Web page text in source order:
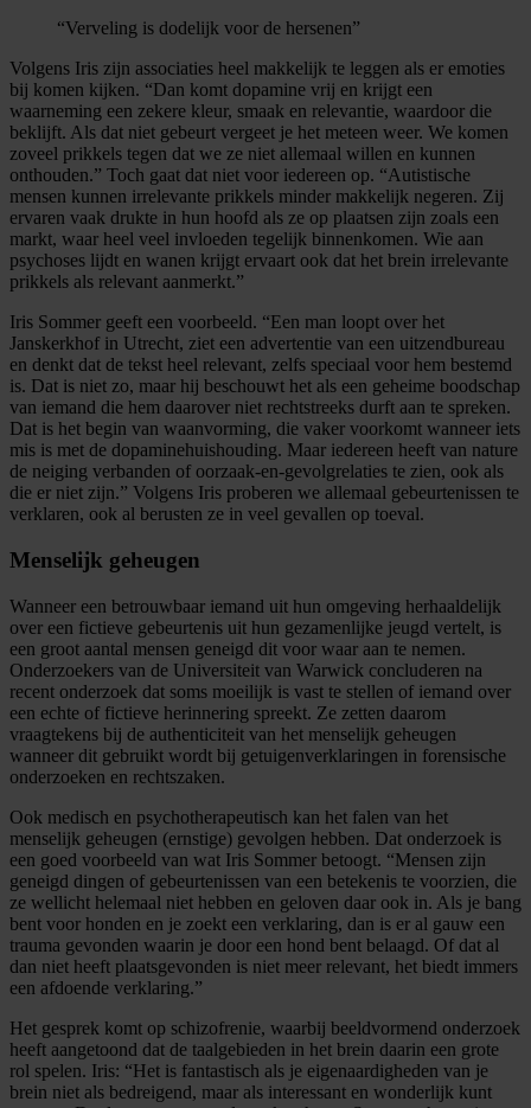
“Verveling is dodelijk voor de hersenen”
Volgens Iris zijn associaties heel makkelijk te leggen als er emoties
bij komen kijken. “Dan komt dopamine vrij en krijgt een
waarneming een zekere kleur, smaak en relevantie, waardoor die
beklijft. Als dat niet gebeurt vergeet je het meteen weer. We komen
zoveel prikkels tegen dat we ze niet allemaal willen en kunnen
onthouden.” Toch gaat dat niet voor iedereen op. “Autistische
mensen kunnen irrelevante prikkels minder makkelijk negeren. Zij
ervaren vaak drukte in hun hoofd als ze op plaatsen zijn zoals een
markt, waar heel veel invloeden tegelijk binnenkomen. Wie aan
psychoses lijdt en wanen krijgt ervaart ook dat het brein irrelevante
prikkels als relevant aanmerkt.”
Iris Sommer geeft een voorbeeld. “Een man loopt over het
Janskerkhof in Utrecht, ziet een advertentie van een uitzendbureau
en denkt dat de tekst heel relevant, zelfs speciaal voor hem bestemd
is. Dat is niet zo, maar hij beschouwt het als een geheime boodschap
van iemand die hem daarover niet rechtstreeks durft aan te spreken.
Dat is het begin van waanvorming, die vaker voorkomt wanneer iets
mis is met de dopaminehuishouding. Maar iedereen heeft van nature
de neiging verbanden of oorzaak-en-gevolgrelaties te zien, ook als
die er niet zijn.” Volgens Iris proberen we allemaal gebeurtenissen te
verklaren, ook al berusten ze in veel gevallen op toeval.
Menselijk geheugen
Wanneer een betrouwbaar iemand uit hun omgeving herhaaldelijk
over een fictieve gebeurtenis uit hun gezamenlijke jeugd vertelt, is
een groot aantal mensen geneigd dit voor waar aan te nemen.
Onderzoekers van de Universiteit van Warwick concluderen na
recent onderzoek dat soms moeilijk is vast te stellen of iemand over
een echte of fictieve herinnering spreekt. Ze zetten daarom
vraagtekens bij de authenticiteit van het menselijk geheugen
wanneer dit gebruikt wordt bij getuigenverklaringen in forensische
onderzoeken en rechtszaken.
Ook medisch en psychotherapeutisch kan het falen van het
menselijk geheugen (ernstige) gevolgen hebben. Dat onderzoek is
een goed voorbeeld van wat Iris Sommer betoogt. “Mensen zijn
geneigd dingen of gebeurtenissen van een betekenis te voorzien, die
ze wellicht helemaal niet hebben en geloven daar ook in. Als je bang
bent voor honden en je zoekt een verklaring, dan is er al gauw een
trauma gevonden waarin je door een hond bent belaagd. Of dat al
dan niet heeft plaatsgevonden is niet meer relevant, het biedt immers
een afdoende verklaring.”
Het gesprek komt op schizofrenie, waarbij beeldvormend onderzoek
heeft aangetoond dat de taalgebieden in het brein daarin een grote
rol spelen. Iris: “Het is fantastisch als je eigenaardigheden van je
brein niet als bedreigend, maar als interessant en wonderlijk kunt